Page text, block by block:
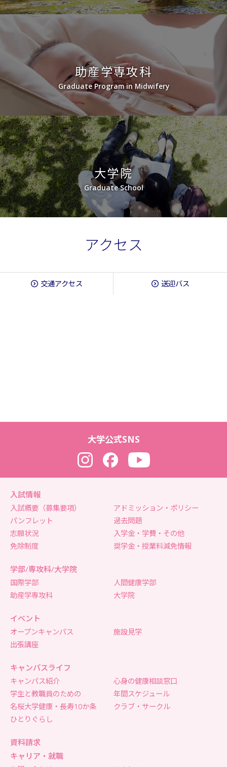
助産学専攻科
Graduate Program in Midwifery
大学院
Graduate School
アクセス
交通アクセス 送迎バス
大学公式SNS
InstagramFacebookYouTube
入試情報
入試概要（募集要項）
アドミッション・ポリシー
パンフレット
過去問題
志願状況
入学金・学費・その他
免除制度
奨学金・授業料減免情報
学部/専攻科/大学院
国際学部
人間健康学部
助産学専攻科
大学院
イベント
オープンキャンパス
施設見学
出張講座
キャンパスライフ
キャンパス紹介
心身の健康相談窓口
学生と教職員のための
名桜大学健康・長寿10か条
年間スケジュール
クラブ・サークル
ひとりぐらし
資料請求
キャリア・就職